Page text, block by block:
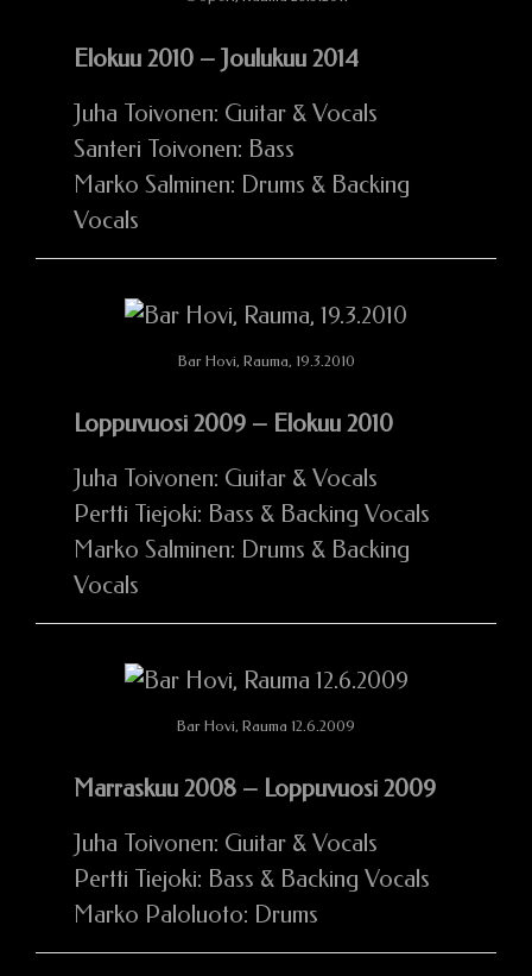
Elokuu 2010 – Joulukuu 2014
Juha Toivonen: Guitar & Vocals
Santeri Toivonen: Bass
Marko Salminen: Drums & Backing
Vocals
Bar Hovi, Rauma, 19.3.2010
Loppuvuosi 2009 – Elokuu 2010
Juha Toivonen: Guitar & Vocals
Pertti Tiejoki: Bass & Backing Vocals
Marko Salminen: Drums & Backing
Vocals
Bar Hovi, Rauma 12.6.2009
Marraskuu 2008 – Loppuvuosi 2009
Juha Toivonen: Guitar & Vocals
Pertti Tiejoki: Bass & Backing Vocals
Marko Paloluoto: Drums